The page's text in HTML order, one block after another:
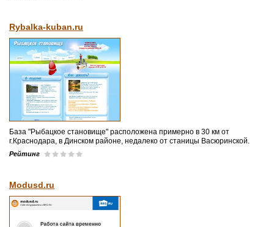
Rybalka-kuban.ru
База "Рыбацкое становище" расположена примерно в 30 км от
г.Краснодара, в Динском районе, недалеко от станицы Васюринской.
Рейтинг
Modusd.ru